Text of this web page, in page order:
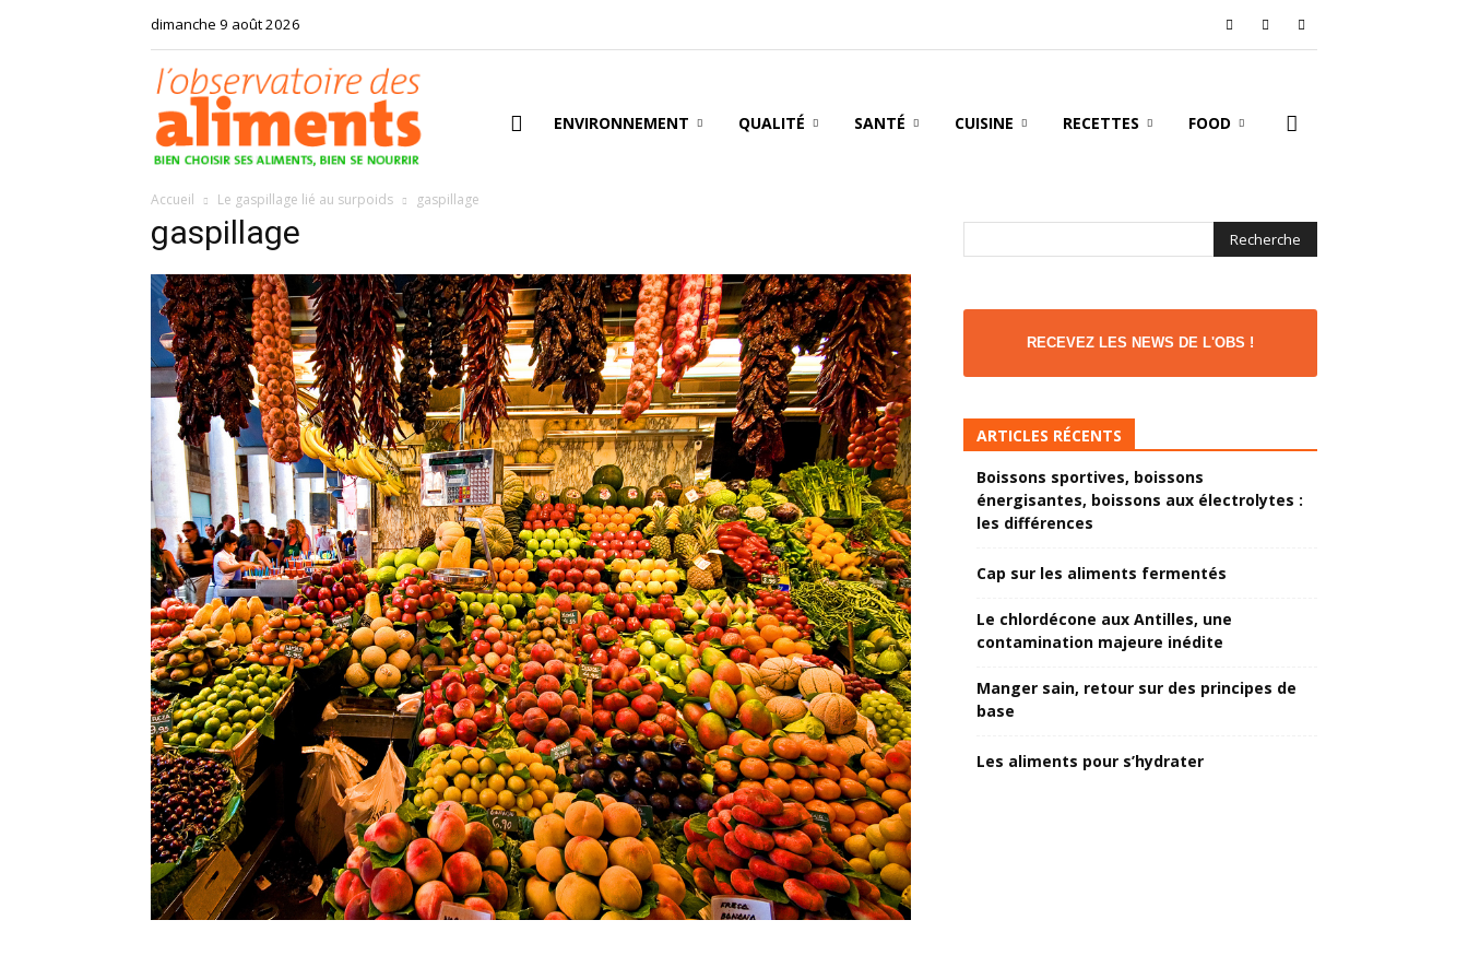
dimanche 9 août 2026
aliments
ENVIRONNEMENT QUALITÉ SANTÉ CUISINE RECETTES FOOD
Accueil Le gaspillage lié au surpoids gaspillage
gaspillage
RECEVEZ LES NEWS DE L'OBS !
ARTICLES RÉCENTS
Boissons sportives, boissons
énergisantes, boissons aux électrolytes :
les différences
Cap sur les aliments fermentés
Le chlordécone aux Antilles, une
contamination majeure inédite
Manger sain, retour sur des principes de
base
Les aliments pour s’hydrater